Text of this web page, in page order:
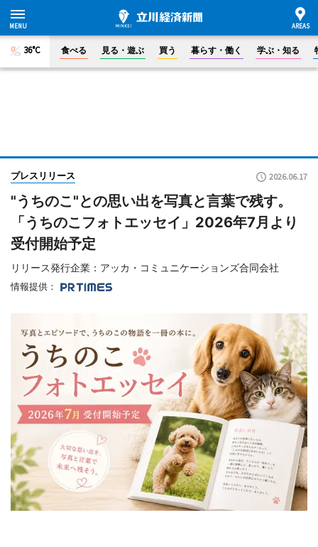
36°C 食べる 見る・遊ぶ 買う 暮らす・働く 学ぶ・知る
プレスリリース 2026.06.17
"うちのこ"との思い出を写真と言葉で残す。
「うちのこフォトエッセイ」2026年7月より
受付開始予定
リリース発行企業：アッカ・コミュニケーションズ合同会社
情報提供：